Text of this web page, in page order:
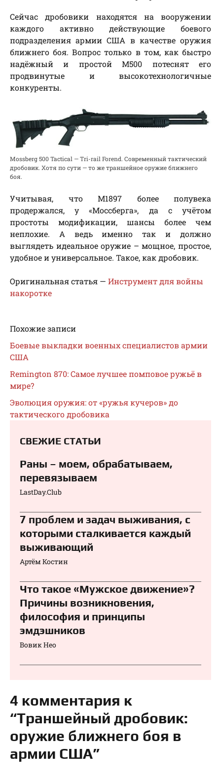
Сейчас дробовики находятся на вооружении
каждого активно действующие боевого
подразделения армии США в качестве оружия
ближнего боя. Вопрос только в том, как быстро
надёжный и простой М500 потеснят его
продвинутые и высокотехнологичные
конкуренты.
Mossberg 500 Tactical — Tri-rail Forend. Современный тактический
дробовик. Хотя по сути — то же траншейное оружие ближнего
боя.
Учитывая, что М1897 более полувека
продержался, у «Моссберга», да с учётом
простоты модификации, шансы более чем
неплохие. А ведь именно так и должно
выглядеть идеальное оружие – мощное, простое,
удобное и универсальное. Такое, как дробовик.
Оригинальная статья — Инструмент для войны
накоротке
Похожие записи
Боевые выкладки военных специалистов армии
США
Remington 870: Самое лучшее помповое ружьё в
мире?
Эволюция оружия: от «ружья кучеров» до
тактического дробовика
СВЕЖИЕ СТАТЬИ
Раны – моем, обрабатываем,
перевязываем⁠⁠
LastDay.Club
7 проблем и задач выживания, с
которыми сталкивается каждый
выживающий
Артём Костин
Что такое «Мужское движение»?
Причины возникновения,
философия и принципы
эмдэшников
Вовик Нео
4 комментария к
“Траншейный дробовик:
оружие ближнего боя в
армии США”